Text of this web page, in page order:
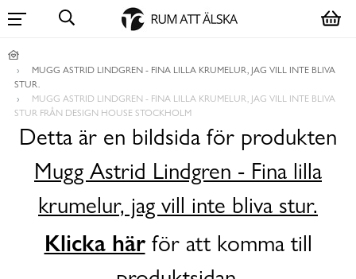
MUGG ASTRID LINDGREN - FINA LILLA KRUMELUR, JAG VILL INTE BLIVA
STUR.
MUGG ASTRID LINDGREN - FINA LILLA KRUMELUR, JAG VILL INTE BLIVA
STUR FRÅN DESIGN HOUSE STOCKHOLM
Detta är en bildsida för produkten
Mugg Astrid Lindgren - Fina lilla
krumelur, jag vill inte bliva stur.
Klicka härför att komma till